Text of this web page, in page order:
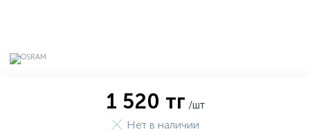
1 520 тг /шт
Нет в наличии